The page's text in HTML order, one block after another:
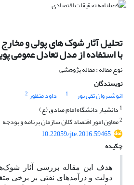
تحلیل آثار شوک های پولی و
با استفاده از مدل تعادل عمومی
نوع مقاله : مقاله پژوهشی
نویسندگان
انوشیروان تقی پور
1 داود منظور2
1 دانشیار دانشگاه امام صادق (ع)
2معاون امور اقتصاد کلان سازمان برنامه و بودجه
10.22059/jte.2016.59465
چکیده
هدف این مقاله بررسی آثار
دولت و درآمدهای نفتی بر برخی